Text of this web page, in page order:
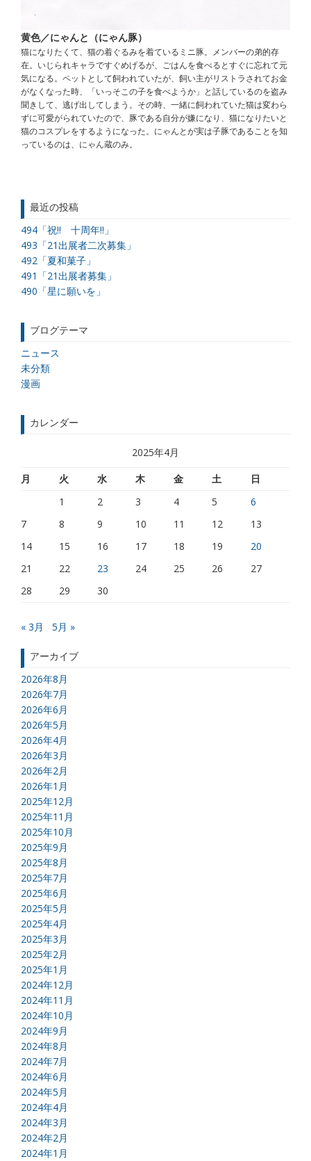
黄色／にゃんと（にゃん豚）
猫になりたくて、猫の着ぐるみを着ているミニ豚。メンバーの弟的存
在。いじられキャラですぐめげるが、ごはんを食べるとすぐに忘れて元
気になる。ペットとして飼われていたが、飼い主がリストラされてお金
がなくなった時、「いっそこの子を食べようか」と話しているのを盗み
聞きして、逃げ出してしまう。その時、一緒に飼われていた猫は変わら
ずに可愛がられていたので、豚である自分が嫌になり、猫になりたいと
猫のコスプレをするようになった。にゃんとが実は子豚であることを知
っているのは、にゃん蔵のみ。
最近の投稿
494「祝!! 十周年!!」
493「21出展者二次募集」
492「夏和菓子」
491「21出展者募集」
490「星に願いを」
ブログテーマ
ニュース
未分類
漫画
カレンダー
2025年4月
月
火 水 木 金 土
日
1
2 3 4 5
6
7
8 9 10 11 12
13
14
15 16 17 18 19
20
21
22 23 24 25 26
27
28
29 30
« 3月 5月 »
アーカイブ
2026年8月
2026年7月
2026年6月
2026年5月
2026年4月
2026年3月
2026年2月
2026年1月
2025年12月
2025年11月
2025年10月
2025年9月
2025年8月
2025年7月
2025年6月
2025年5月
2025年4月
2025年3月
2025年2月
2025年1月
2024年12月
2024年11月
2024年10月
2024年9月
2024年8月
2024年7月
2024年6月
2024年5月
2024年4月
2024年3月
2024年2月
2024年1月